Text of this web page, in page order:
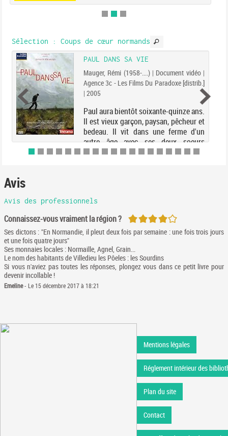
Sélection : Coups de cœur normands
PAUL DANS SA VIE
Mauger, Rémi (1958-....) | Document vidéo |
Agence 3c - Les Films Du Paradoxe [distrib.]
| 2005
Paul aura bientôt soixante-quinze ans.
Il est vieux garçon, paysan, pêcheur et
bedeau. Il vit dans une ferme d'un
autre âge avec ses deux soeurs
cadettes, célibataires elles aussi. Cette
Avis
Avis des professionnels
Connaissez-vous vraiment la région ? 4/5
Ses dictons : "En Normandie, il pleut deux fois par semaine : une fois trois jours
et une fois quatre jours"
Ses monnaies locales : Normaille, Agnel, Grain...
Le nom des habitants de Villedieu les Pôeles : les Sourdins
Si vous n'aviez pas toutes les réponses, plongez vous dans ce petit livre pour
devenir incollable !
Emeline- Le 15 décembre 2017 à 18:21
Mentions légales
Réglement intérieur des
Plan du site
Contact